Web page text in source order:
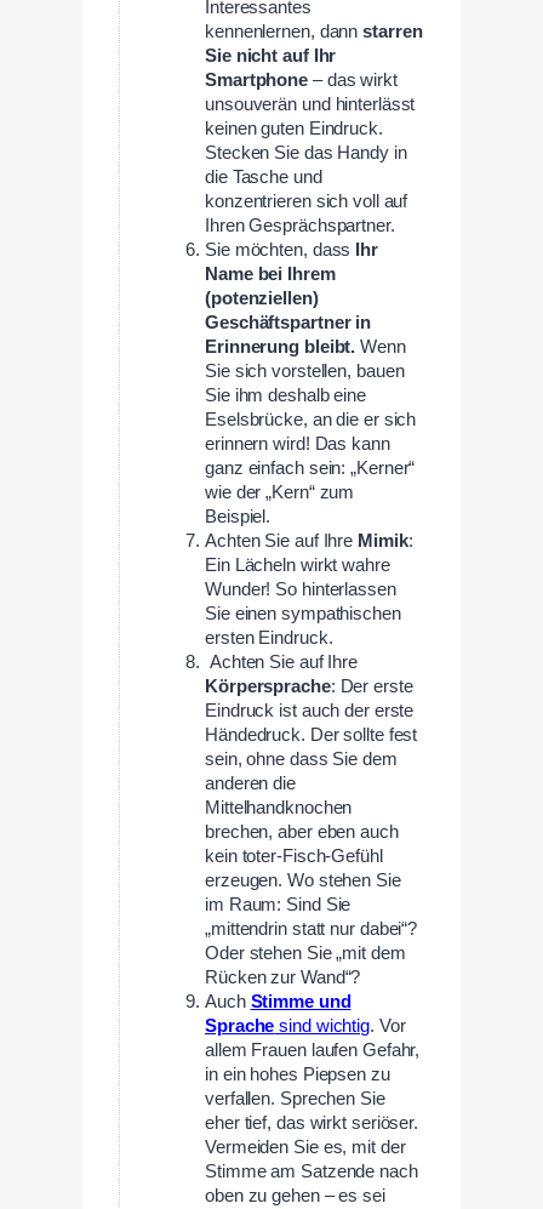
Interessantes
kennenlernen, dannstarren
Sie nicht auf Ihr
Smartphone – das wirkt
unsouverän und hinterlässt
keinen guten Eindruck.
Stecken Sie das Handy in
die Tasche und
konzentrieren sich voll auf
Ihren Gesprächspartner.
Sie möchten, dass
Ihr
Name bei Ihrem
(potenziellen)
Geschäftspartner in
Erinnerung bleibt. Wenn
Sie sich vorstellen, bauen
Sie ihm deshalb eine
Eselsbrücke, an die er sich
erinnern wird! Das kann
ganz einfach sein: „Kerner“
wie der „Kern“ zum
Beispiel.
Achten Sie auf Ihre Mimik:
Ein Lächeln wirkt wahre
Wunder! So hinterlassen
Sie einen sympathischen
ersten Eindruck.
Achten Sie auf Ihre
Körpersprache: Der erste
Eindruck ist auch der erste
Händedruck. Der sollte fest
sein, ohne dass Sie dem
anderen die
Mittelhandknochen
brechen, aber eben auch
kein toter-Fisch-Gefühl
erzeugen. Wo stehen Sie
im Raum: Sind Sie
„mittendrin statt nur dabei“?
Oder stehen Sie „mit dem
Rücken zur Wand“?
Auch Stimme und
Sprache sind wichtig. Vor
allem Frauen laufen Gefahr,
in ein hohes Piepsen zu
verfallen. Sprechen Sie
eher tief, das wirkt seriöser.
Vermeiden Sie es, mit der
Stimme am Satzende nach
oben zu gehen – es sei